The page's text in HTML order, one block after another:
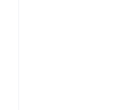
료에 사용
모두 사용
주 사용